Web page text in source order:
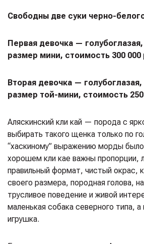
Свободны две суки черно-
Первая девочка —
размер мини, стоимость 300 000
Вторая девочка —
размер той-мини, стоимость
Аляскинский кли кай — порода с
выбирать такого щенка только по
“хаскиному” выражению морды
хорошем кли кае важны пропорции,
правильный формат, чистый окрас,
своего размера, породная голова,
трусливое поведение и живой
маленькая собака северного типа,
игрушка.